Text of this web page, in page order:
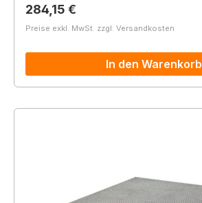
Regulärer Preis:
284,15 €
Preise exkl. MwSt. zzgl. Versandkosten
In den Warenkorb